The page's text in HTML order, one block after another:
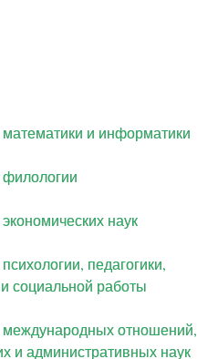
математики и информатики
филологии
наук
педагогики,
социальной работы
международных отношений,
и административных наук